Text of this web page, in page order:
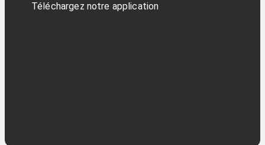
Téléchargez notre application